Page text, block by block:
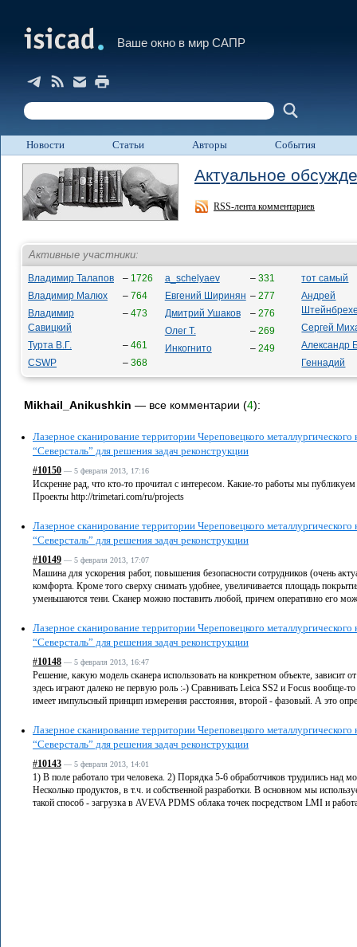
Ваше окно в мир САПР
Новости Статьи Авторы События
Актуальное
RSS-лента комментариев
Активные участники:
Владимир Талапов – 1726
Владимир Малюх
– 764
Владимир
Савицкий
– 473
Турта В.Г. – 461
CSWP
– 368
a_schelyaev – 331
Евгений Ширинян – 277
Дмитрий Ушаков
– 276
Олег Т.
– 269
Инкогнито
– 249
тот самый
Андрей
Сергей
Александр
Геннадий
Mikhail_Anikushkin — все комментарии (4):
Лазерное сканирование территории Череповецкого
“Северсталь” для решения задач реконструкции
#10150 — 5 февраля 2013, 17:16
Искренне рад, что кто-то прочитал с интересом. Какие-то работы мы публикуем
Проекты http://trimetari.com/ru/projects
Лазерное сканирование территории Череповецкого
“Северсталь” для решения задач реконструкции
#10149 — 5 февраля 2013, 17:07
Машина для ускорения работ, повышения безопасности сотрудников (очень
комфорта. Кроме того сверху снимать удобнее, увеличивается площадь
уменьшаются тени. Сканер можно поставить любой, причем оперативно его
Лазерное сканирование территории Череповецкого
“Северсталь” для решения задач реконструкции
#10148 — 5 февраля 2013, 16:47
Решение, какую модель сканера использовать на конкретном объекте, зависит
здесь играют далеко не первую роль :-) Сравнивать Leica SS2 и Focus вообще-
имеет импульсный принцип измерения расстояния, второй - фазовый. А это
Лазерное сканирование территории Череповецкого
“Северсталь” для решения задач реконструкции
#10143 — 5 февраля 2013, 14:01
1) В поле работало три человека. 2) Порядка 5-6 обработчиков трудились над
Несколько продуктов, в т.ч. и собственной разработки. В основном мы
такой способ - загрузка в AVEVA PDMS облака точек посредством LMI и